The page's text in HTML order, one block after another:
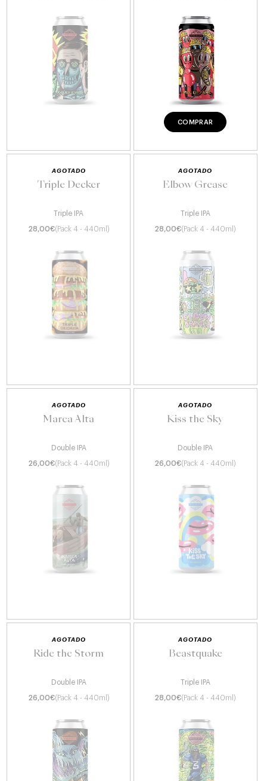
COMPRAR
AGOTADO
Triple Decker
Triple IPA
28,00€(Pack 4 - 440ml)
AGOTADO
Elbow Grease
Triple IPA
28,00€(Pack 4 - 440ml)
AGOTADO
Marea Alta
Double IPA
26,00€(Pack 4 - 440ml)
AGOTADO
Kiss the Sky
Double IPA
26,00€(Pack 4 - 440ml)
AGOTADO
Ride the Storm
Double IPA
26,00€(Pack 4 - 440ml)
AGOTADO
Beastquake
Triple IPA
28,00€(Pack 4 - 440ml)